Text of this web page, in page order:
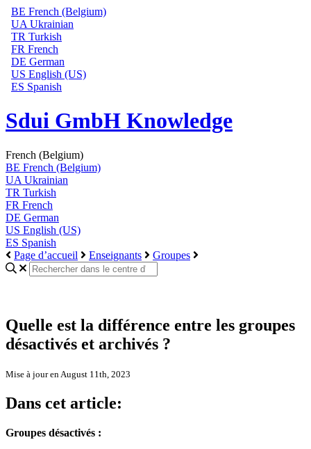
BE French (Belgium)
UA Ukrainian
TR Turkish
FR French
DE German
US English (US)
ES Spanish
Sdui GmbH Knowledge
French (Belgium)
BE French (Belgium)
UA Ukrainian
TR Turkish
FR French
DE German
US English (US)
ES Spanish
Page d’accueil
Enseignants Groupes
Quelle est la différence entre les groupes
désactivés et archivés ?
Mise à jour en August 11th, 2023
Dans cet article:
Groupes désactivés :